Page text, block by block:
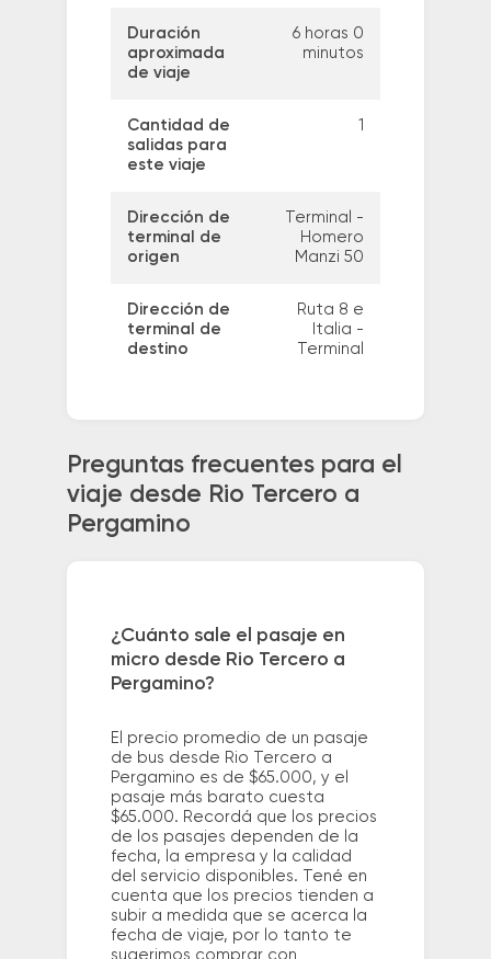
Duración
aproximada
de viaje
6 horas 0
minutos
Cantidad de
salidas para
este viaje
1
Dirección de
terminal de
origen
Terminal -
Homero
Manzi 50
Dirección de
terminal de
destino
Ruta 8 e
Italia -
Terminal
Preguntas frecuentes para el
viaje desde Rio Tercero a
Pergamino
¿Cuánto sale el pasaje en
micro desde Rio Tercero a
Pergamino?
El precio promedio de un pasaje
de bus desde Rio Tercero a
Pergamino es de $65.000, y el
pasaje más barato cuesta
$65.000. Recordá que los precios
de los pasajes dependen de la
fecha, la empresa y la calidad
del servicio disponibles. Tené en
cuenta que los precios tienden a
subir a medida que se acerca la
fecha de viaje, por lo tanto te
sugerimos comprar con